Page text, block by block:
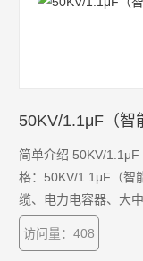
简单介绍 50KV/
格：50KV/1.1μF（智
缆、电力电容器、大
访问量：408